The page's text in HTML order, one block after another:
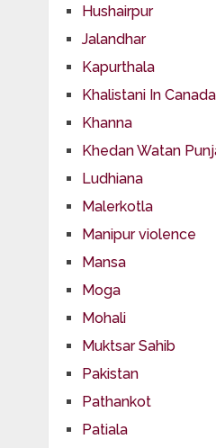
Hushairpur
Jalandhar
Kapurthala
Khalistani In Canada
Khanna
Khedan Watan
Ludhiana
Malerkotla
Manipur violence
Mansa
Moga
Mohali
Muktsar Sahib
Pakistan
Pathankot
Patiala